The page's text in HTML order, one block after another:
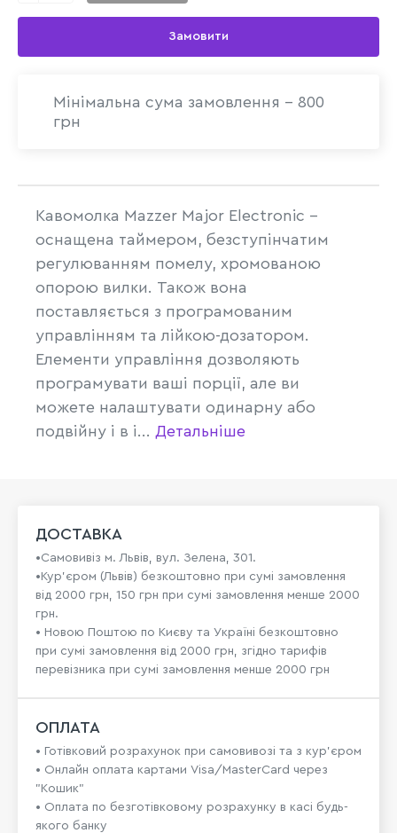
Замовити
Мінімальна сума замовлення - 800
грн
Кавомолка Mazzer Major Electronic –
оснащена таймером, безступінчатим
регулюванням помелу, хромованою
опорою вилки. Також вона
поставляється з програмованим
управлінням та лійкою-дозатором.
Елементи управління дозволяють
програмувати ваші порції, але ви
можете налаштувати одинарну або
подвійну і в і... Детальніше
ДОСТАВКА
•Самовивіз м. Львів, вул. Зелена, 301.
•Кур'єром (Львів) безкоштовно при сумі замовлення
від 2000 грн, 150 грн при сумі замовлення менше 2000
грн.
• Новою Поштою по Києву та Україні безкоштовно
при сумі замовлення від 2000 грн, згідно тарифів
перевізника при сумі замовлення менше 2000 грн
ОПЛАТА
• Готівковий розрахунок при самовивозі та з кур’єром
• Онлайн оплата картами Visa/MasterCard через
"Кошик"
• Оплата по безготівковому розрахунку в касі будь-
якого банку